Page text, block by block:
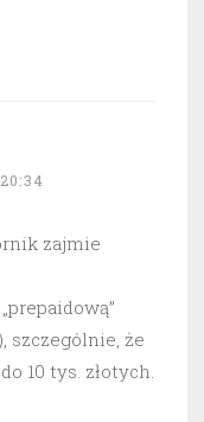
zajmie
szczególnie, że
10 tys. złotych.